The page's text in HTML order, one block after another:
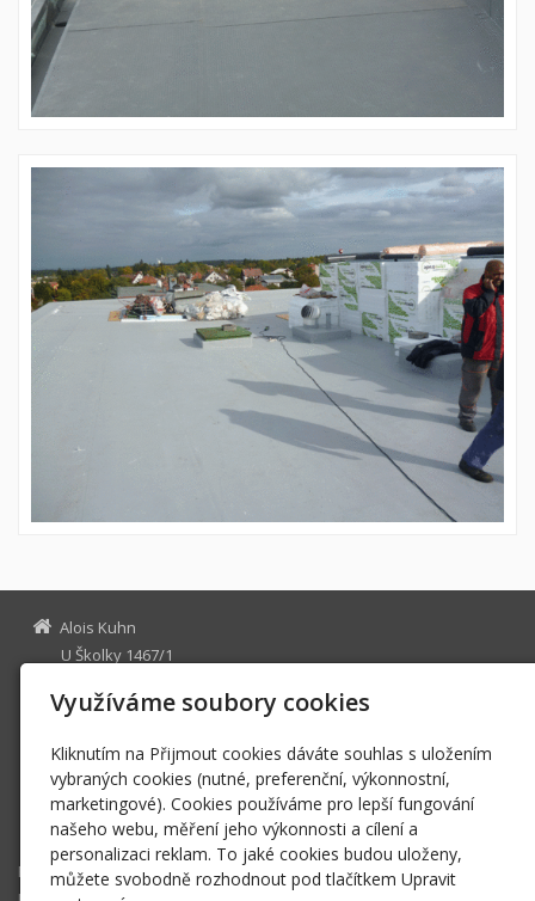
Alois Kuhn
U Školky 1467/1
67288910
kuhn.alois@seznam.cz
drazanovam@seznam.cz
+420 739 039 469
+420 602 128 122
Ploché střechy
Využíváme soubory cookies
Kliknutím na Přijmout cookies dáváte souhlas s uložením
vybraných cookies (nutné, preferenční, výkonnostní,
marketingové). Cookies používáme pro lepší fungování
našeho webu, měření jeho výkonnosti a cílení a
personalizaci reklam. To jaké cookies budou uloženy,
můžete svobodně rozhodnout pod tlačítkem Upravit